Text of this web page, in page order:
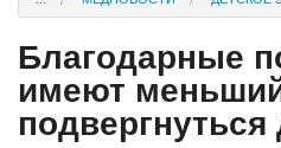
Благодарные
имеют
подвергнуться